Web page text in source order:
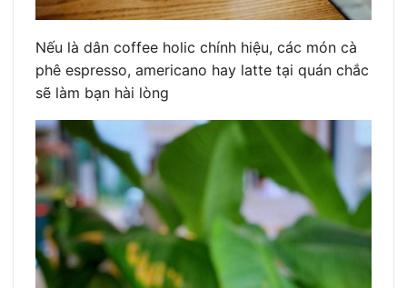
Nếu là dân coffee holic chính hiệu, các món cà
phê espresso, americano hay latte tại quán chắc
sẽ làm bạn hài lòng